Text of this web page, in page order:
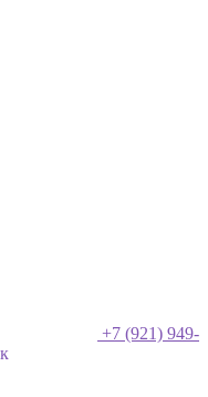
+7 (921) 949-